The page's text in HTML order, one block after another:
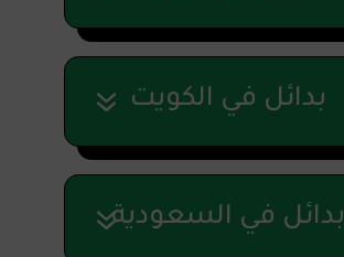
بدائل في الكويت
بدائل في السعودية